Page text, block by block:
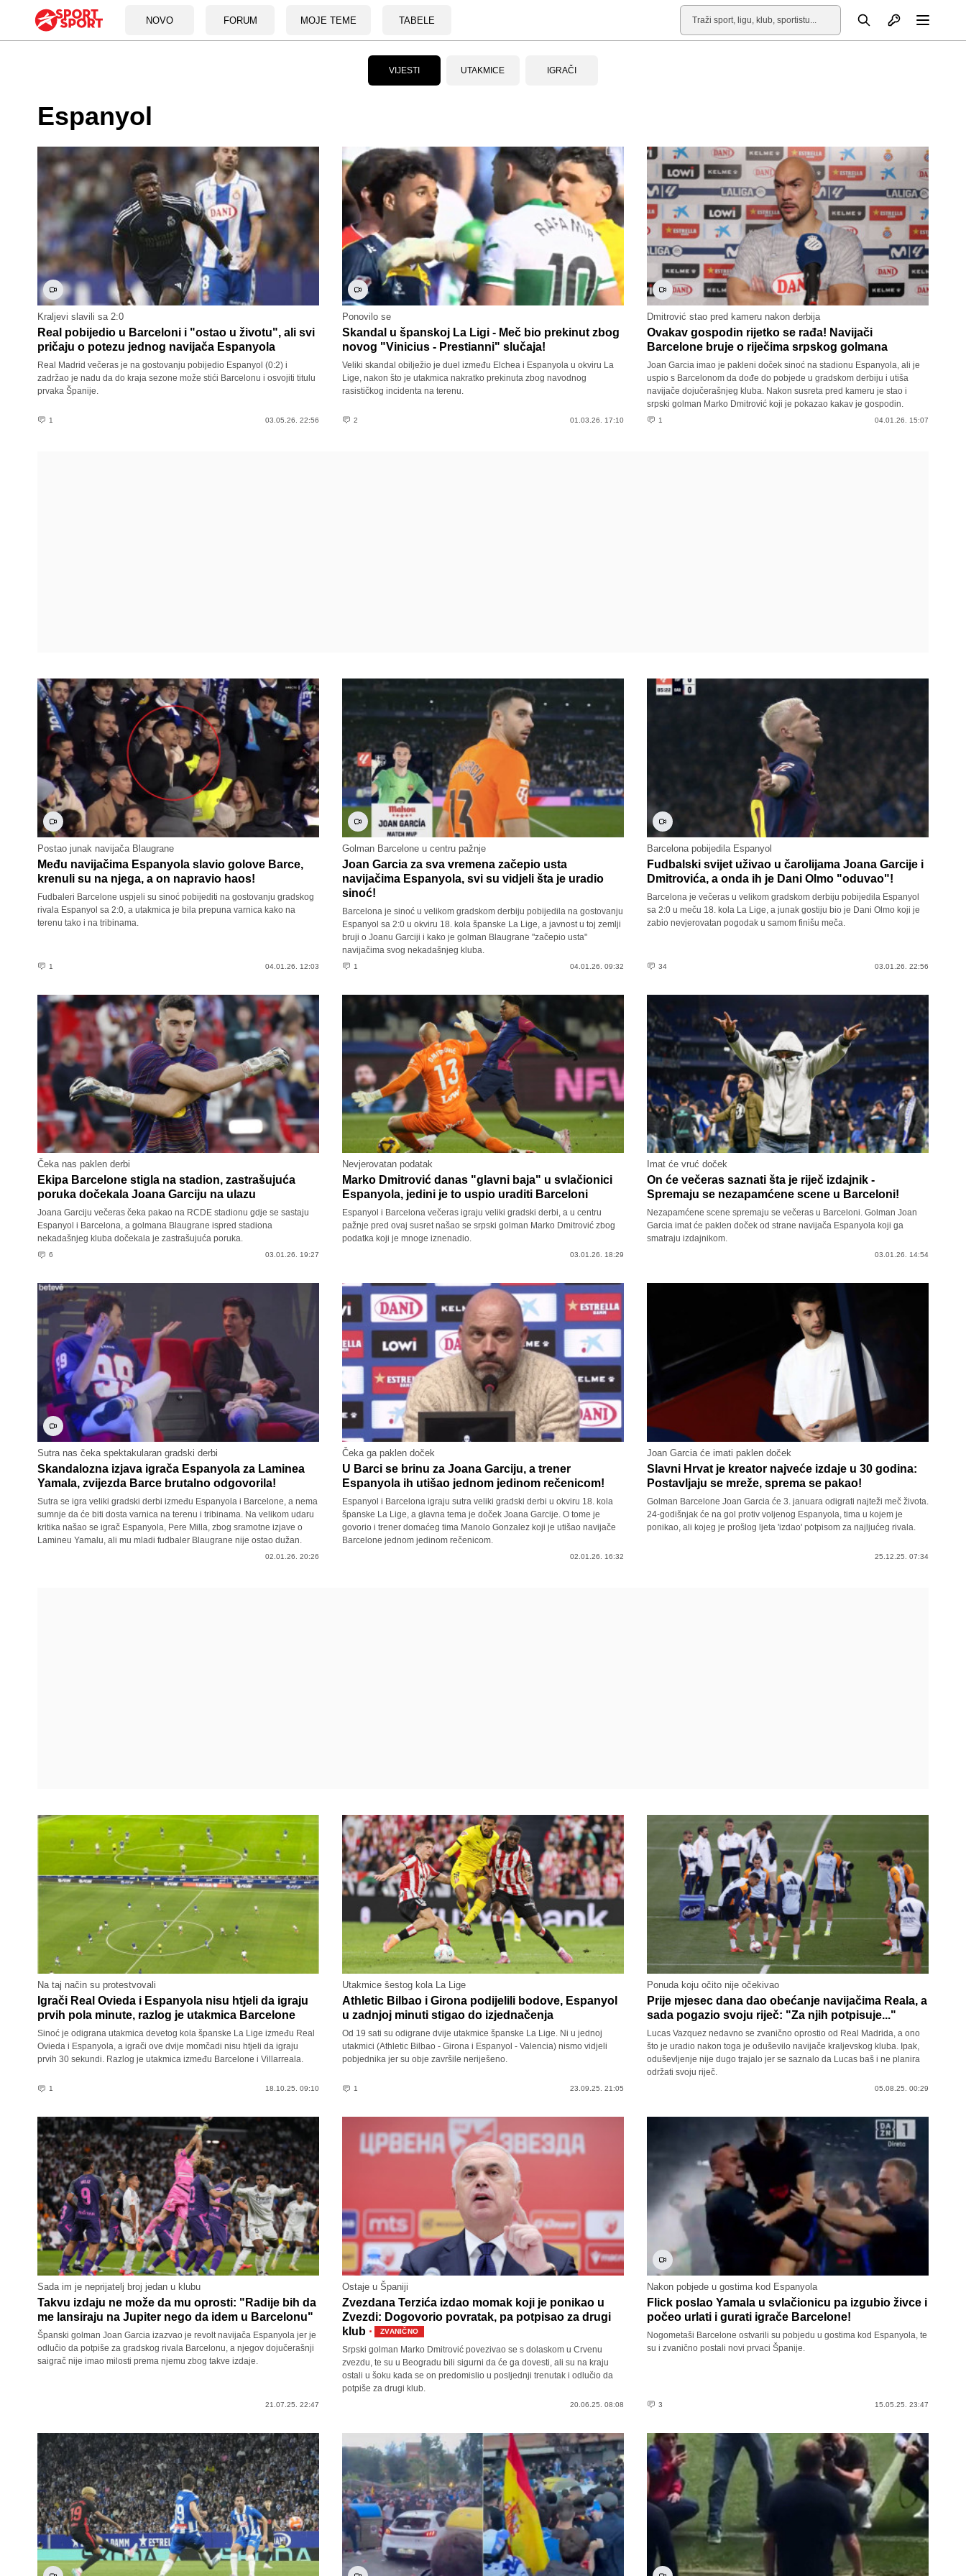
NOVO FORUM MOJE TEME TABELE
Pretraga Otvori profil
VIJESTI UTAKMICE IGRAČI
Espanyol
Kraljevi slavili sa 2:0
Real pobijedio u Barceloni i "ostao u životu", ali svi
pričaju o potezu jednog navijača Espanyola
Real Madrid večeras je na gostovanju pobijedio Espanyol (0:2) i
zadržao je nadu da do kraja sezone može stići Barcelonu i osvojiti titulu
prvaka Španije.
1 03.05.26. 22:56
Ponovilo se
Skandal u španskoj La Ligi - Meč bio prekinut zbog
novog "Vinicius - Prestianni" slučaja!
Veliki skandal obilježio je duel između Elchea i Espanyola u okviru La
Lige, nakon što je utakmica nakratko prekinuta zbog navodnog
rasističkog incidenta na terenu.
2 01.03.26. 17:10
Dmitrović stao pred kameru nakon derbija
Ovakav gospodin rijetko se rađa! Navijači
Barcelone bruje o riječima srpskog golmana
Joan Garcia imao je pakleni doček sinoć na stadionu Espanyola, ali je
uspio s Barcelonom da dođe do pobjede u gradskom derbiju i utiša
navijače dojučerašnjeg kluba. Nakon susreta pred kameru je stao i
srpski golman Marko Dmitrović koji je pokazao kakav je gospodin.
1 04.01.26. 15:07
Postao junak navijača Blaugrane
Među navijačima Espanyola slavio golove Barce,
krenuli su na njega, a on napravio haos!
Fudbaleri Barcelone uspjeli su sinoć pobijediti na gostovanju gradskog
rivala Espanyol sa 2:0, a utakmica je bila prepuna varnica kako na
terenu tako i na tribinama.
1 04.01.26. 12:03
Golman Barcelone u centru pažnje
Joan Garcia za sva vremena začepio usta
navijačima Espanyola, svi su vidjeli šta je uradio
sinoć!
Barcelona je sinoć u velikom gradskom derbiju pobijedila na gostovanju
Espanyol sa 2:0 u okviru 18. kola španske La Lige, a javnost u toj zemlji
bruji o Joanu Garciji i kako je golman Blaugrane "začepio usta"
navijačima svog nekadašnjeg kluba.
1 04.01.26. 09:32
Barcelona pobijedila Espanyol
Fudbalski svijet uživao u čarolijama Joana Garcije i
Dmitrovića, a onda ih je Dani Olmo "oduvao"!
Barcelona je večeras u velikom gradskom derbiju pobijedila Espanyol
sa 2:0 u meču 18. kola La Lige, a junak gostiju bio je Dani Olmo koji je
zabio nevjerovatan pogodak u samom finišu meča.
34 03.01.26. 22:56
Čeka nas paklen derbi
Ekipa Barcelone stigla na stadion, zastrašujuća
poruka dočekala Joana Garciju na ulazu
Joana Garciju večeras čeka pakao na RCDE stadionu gdje se sastaju
Espanyol i Barcelona, a golmana Blaugrane ispred stadiona
nekadašnjeg kluba dočekala je zastrašujuća poruka.
6 03.01.26. 19:27
Nevjerovatan podatak
Marko Dmitrović danas "glavni baja" u svlačionici
Espanyola, jedini je to uspio uraditi Barceloni
Espanyol i Barcelona večeras igraju veliki gradski derbi, a u centru
pažnje pred ovaj susret našao se srpski golman Marko Dmitrović zbog
podatka koji je mnoge iznenadio.
03.01.26. 18:29
Imat će vruć doček
On će večeras saznati šta je riječ izdajnik -
Spremaju se nezapamćene scene u Barceloni!
Nezapamćene scene spremaju se večeras u Barceloni. Golman Joan
Garcia imat će paklen doček od strane navijača Espanyola koji ga
smatraju izdajnikom.
03.01.26. 14:54
Sutra nas čeka spektakularan gradski derbi
Skandalozna izjava igrača Espanyola za Laminea
Yamala, zvijezda Barce brutalno odgovorila!
Sutra se igra veliki gradski derbi između Espanyola i Barcelone, a nema
sumnje da će biti dosta varnica na terenu i tribinama. Na velikom udaru
kritika našao se igrač Espanyola, Pere Milla, zbog sramotne izjave o
Lamineu Yamalu, ali mu mladi fudbaler Blaugrane nije ostao dužan.
02.01.26. 20:26
Čeka ga paklen doček
U Barci se brinu za Joana Garciju, a trener
Espanyola ih utišao jednom jedinom rečenicom!
Espanyol i Barcelona igraju sutra veliki gradski derbi u okviru 18. kola
španske La Lige, a glavna tema je doček Joana Garcije. O tome je
govorio i trener domaćeg tima Manolo Gonzalez koji je utišao navijače
Barcelone jednom jedinom rečenicom.
02.01.26. 16:32
Joan Garcia će imati paklen doček
Slavni Hrvat je kreator najveće izdaje u 30 godina:
Postavljaju se mreže, sprema se pakao!
Golman Barcelone Joan Garcia će 3. januara odigrati najteži meč života.
24-godišnjak će na gol protiv voljenog Espanyola, tima u kojem je
ponikao, ali kojeg je prošlog ljeta 'izdao' potpisom za najljućeg rivala.
25.12.25. 07:34
Na taj način su protestvovali
Igrači Real Ovieda i Espanyola nisu htjeli da igraju
prvih pola minute, razlog je utakmica Barcelone
Sinoć je odigrana utakmica devetog kola španske La Lige između Real
Ovieda i Espanyola, a igrači ove dvije momčadi nisu htjeli da igraju
prvih 30 sekundi. Razlog je utakmica između Barcelone i Villarreala.
1 18.10.25. 09:10
Utakmice šestog kola La Lige
Athletic Bilbao i Girona podijelili bodove, Espanyol
u zadnjoj minuti stigao do izjednačenja
Od 19 sati su odigrane dvije utakmice španske La Lige. Ni u jednoj
utakmici (Athletic Bilbao - Girona i Espanyol - Valencia) nismo vidjeli
pobjednika jer su obje završile neriješeno.
1 23.09.25. 21:05
Ponuda koju očito nije očekivao
Prije mjesec dana dao obećanje navijačima Reala, a
sada pogazio svoju riječ: "Za njih potpisuje..."
Lucas Vazquez nedavno se zvanično oprostio od Real Madrida, a ono
što je uradio nakon toga je oduševilo navijače kraljevskog kluba. Ipak,
oduševljenje nije dugo trajalo jer se saznalo da Lucas baš i ne planira
održati svoju riječ.
05.08.25. 00:29
Sada im je neprijatelj broj jedan u klubu
Takvu izdaju ne može da mu oprosti: "Radije bih da
me lansiraju na Jupiter nego da idem u Barcelonu"
Španski golman Joan Garcia izazvao je revolt navijača Espanyola jer je
odlučio da potpiše za gradskog rivala Barcelonu, a njegov dojučerašnji
saigrač nije imao milosti prema njemu zbog takve izdaje.
21.07.25. 22:47
Ostaje u Španiji
Zvezdana Terzića izdao momak koji je ponikao u
Zvezdi: Dogovorio povratak, pa potpisao za drugi
klub · ZVANIČNO
Srpski golman Marko Dmitrović povezivao se s dolaskom u Crvenu
zvezdu, te su u Beogradu bili sigurni da će ga dovesti, ali su na kraju
ostali u šoku kada se on predomislio u posljednji trenutak i odlučio da
potpiše za drugi klub.
20.06.25. 08:08
Nakon pobjede u gostima kod Espanyola
Flick poslao Yamala u svlačionicu pa izgubio živce i
počeo urlati i gurati igrače Barcelone!
Nogometaši Barcelone ostvarili su pobjedu u gostima kod Espanyola, te
su i zvanično postali novi prvaci Španije.
3 15.05.25. 23:47